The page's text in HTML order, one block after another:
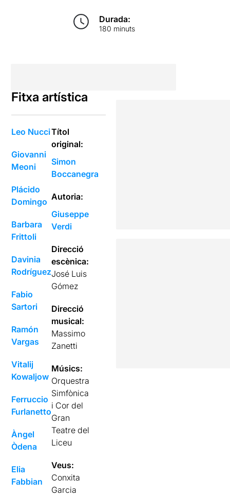
Durada:
180 minuts
Fitxa artística
Leo Nucci
Giovanni
Meoni
Plácido
Domingo
Barbara
Frittoli
Davinia
Rodríguez
Fabio
Sartori
Ramón
Vargas
Vitalij
Kowaljow
Ferruccio
Furlanetto
Àngel
Òdena
Elia
Fabbian
Títol
original:
Simon
Boccanegra
Autoria:
Giuseppe
Verdi
Direcció
escènica:
José Luis
Gómez
Direcció
musical:
Massimo
Zanetti
Músics:
Orquestra
Simfònica
i Cor del
Gran
Teatre del
Liceu
Veus:
Conxita
Garcia